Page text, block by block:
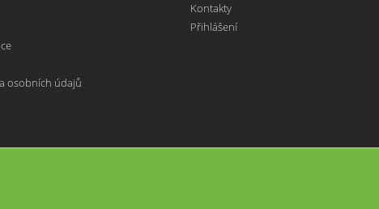
osobních údajů
Kontakty
Přihlášení